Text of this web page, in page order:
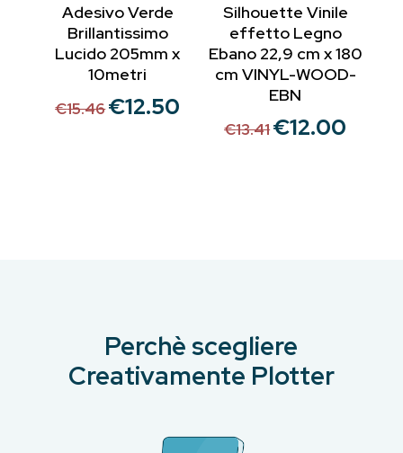
Adesivo Verde
Brillantissimo
Lucido 205mm x
10metri
€15.46 Il
€12.50
Silhouette Vinile
effetto Legno
Ebano 22,9 cm x 180
cm VINYL-WOOD-
EBN
€13.41 Il
€12.00
Perchè scegliere
Creativamente Plotter